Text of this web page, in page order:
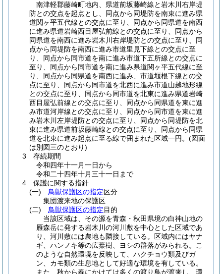
南津軽郡藤崎町地内、県道前坂藤崎線と岩木川右岸堤
防との交点を起点とし、同点から同堤防を南東に進み県
道関ヶ平五代線との交点に至り、同点から同県道を南西
に進み県道岩崎西目屋弘前線との交点に至り、同点から
同県道を南西に進み岩木川右岸堤防との交点に至り、同
点から同堤防を南西に進み市道里見下線との交点に至
り、同点から同市道を南に進み市道下五所線との交点に
至り、同点から同市道を南に進み県道関ヶ平五代線に至
り、同点から同県道を南西に進み、市道堰根下線との交
点に至り、同点から同市道を北西に進み市道山越地形線
との交点に至り、同点から同市道を北東に進み県道岩崎
西目屋弘前線との交点に至り、同点から同県道を東に進
み市道河岸線との交点に至り、同点から同市道を東に進
み岩木川左岸堤防との交点に至り、同点から同堤防を北
東に進み県道前坂藤崎線との交点に至り、同点から同県
道を北東に進み起点に至る線で囲まれた区域一円。 (図面
は別図三のとおり)
3 存続期間
令和四年十一月一日から
令和二十四年十月三十一日まで
4 保護に関する指針
(一)
鳥獣保護区の指定区分
集団渡来地の保護区
(二)
鳥獣保護区の指定目的
当該区域は、その源を青森・秋田県境の白神山地の
雁森岳に発する岩木川の河川敷を中心とした区域であ
り、河川敷には農地も隣接している。区域内にはヤナ
ギ、ハンノキ等の広葉樹、ヨシの群落がみられる。こ
のような自然環境を反映して、ハクチョウ類及びガ
ン、カモ類の生息地として好適な環境を有している。
また、秋から春にかけては多くの渡り鳥が渡来し、環